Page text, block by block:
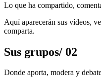
Lo que ha compartido,
Aquí aparecerán sus vídeos,
comparta.
Sus grupos/ 02
Donde aporta, modera y